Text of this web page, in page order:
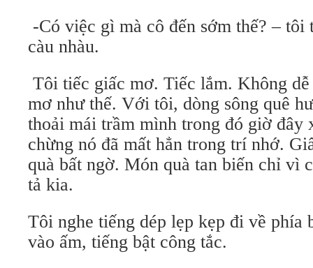
-Có việc gì mà cô đến sớm thế? – tôi
càu nhàu.
Tôi tiếc giấc mơ. Tiếc lắm. Không
mơ như thế. Với tôi, dòng sông quê
thoải mái trầm mình trong đó giờ đây
chừng nó đã mất hẳn trong trí nhớ.
quà bất ngờ. Món quà tan biến chỉ vì
tả kia.
Tôi nghe tiếng dép lẹp kẹp đi về phía
vào ấm, tiếng bật công tắc.